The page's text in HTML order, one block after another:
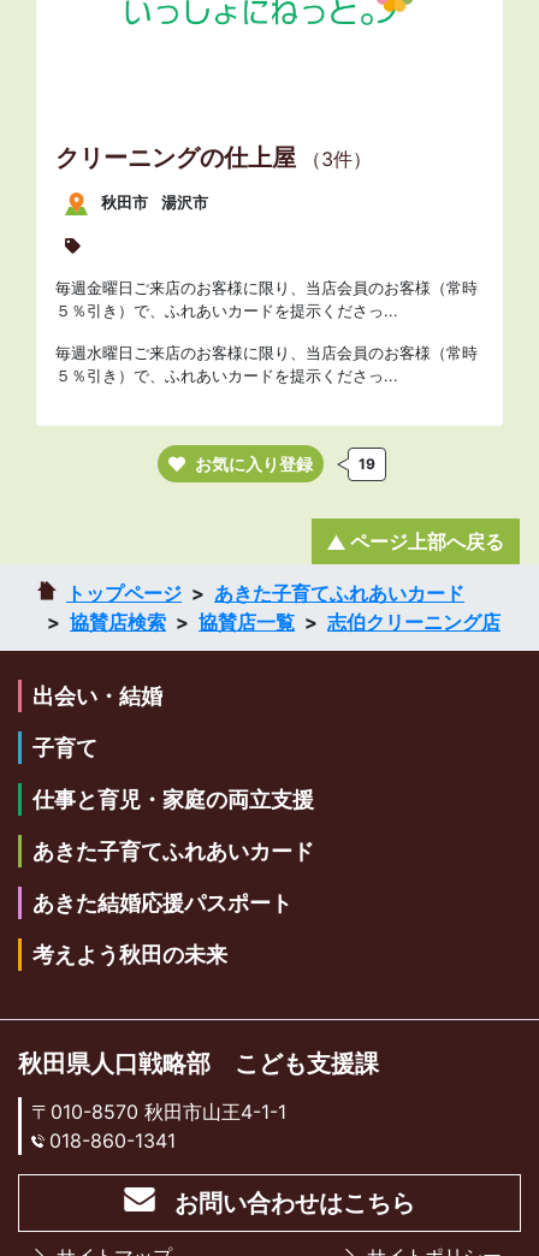
クリーニングの仕上屋 （3件）
秋田市 湯沢市
毎週金曜日ご来店のお客様に限り、当店会員のお客様（常時
５％引き）で、ふれあいカードを提示くださっ...
毎週水曜日ご来店のお客様に限り、当店会員のお客様（常時
５％引き）で、ふれあいカードを提示くださっ...
お気に入り登録 19
トップページ
あきた子育てふれあいカード
協賛店検索
協賛店一覧 志伯クリーニング店
ページ上部へ戻る
出会い・結婚
子育て
仕事と育児・家庭の両立支援
あきた子育てふれあいカード
あきた結婚応援パスポート
考えよう秋田の未来
秋田県人口戦略部 こども支援課
〒010-8570 秋田市山王4-1-1
018-860-1341
お問い合わせはこちら